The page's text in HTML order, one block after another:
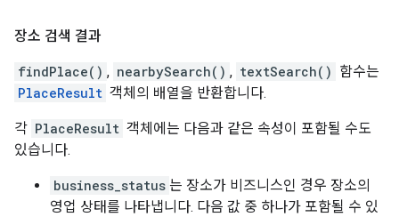
장소 검색 결과
findPlace() , nearbySearch() , textSearch() 함수는
PlaceResult 객체의 배열을 반환합니다.
각 PlaceResult 객체에는 다음과 같은 속성이 포함될 수도
있습니다.
business_status 는 장소가 비즈니스인 경우 장소의
영업 상태를 나타냅니다. 다음 값 중 하나가 포함될 수 있